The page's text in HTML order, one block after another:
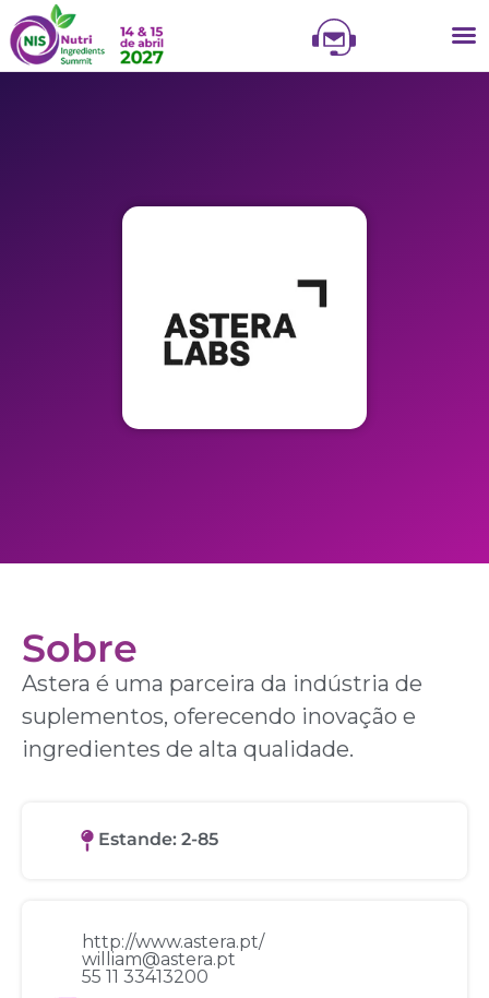
Sobre
Astera é uma parceira da indústria de
suplementos, oferecendo inovação e
ingredientes de alta qualidade.
Estande: 2-85
http://www.astera.pt/
william@astera.pt
55 11 33413200